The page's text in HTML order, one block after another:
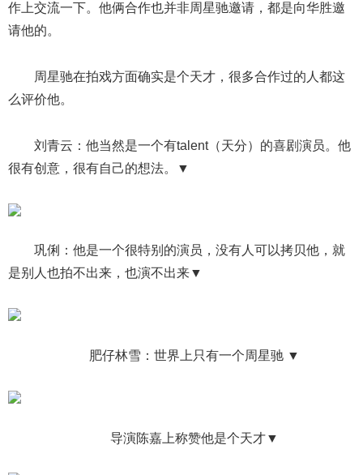
作上交流一下。他俩合作也并非周星驰邀请，都是向华胜邀
请他的。
周星驰在拍戏方面确实是个天才，很多合作过的人都这
么评价他。
刘青云：他当然是一个有talent（天分）的喜剧演员。他
很有创意，很有自己的想法。▼
巩俐：他是一个很特别的演员，没有人可以拷贝他，就
是别人也拍不出来，也演不出来▼
肥仔林雪：世界上只有一个周星驰 ▼
导演陈嘉上称赞他是个天才▼